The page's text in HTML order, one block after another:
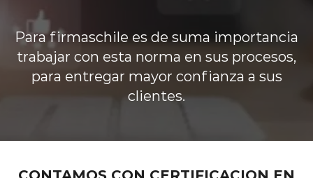
Noticias
Contacto
Para firmaschile es de suma importancia
trabajar con esta norma en sus procesos,
para entregar mayor confianza a sus
clientes.
CONTAMOS CON CERTIFICACION EN